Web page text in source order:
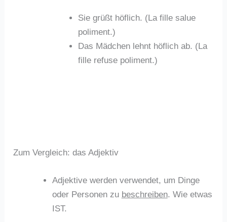
Sie grüßt höflich. (La fille salue
poliment.)
Das Mädchen lehnt höflich ab. (La
fille refuse poliment.)
Zum Vergleich: das Adjektiv
Adjektive werden verwendet, um Dinge
oder Personen zu beschreiben. Wie etwas
IST.